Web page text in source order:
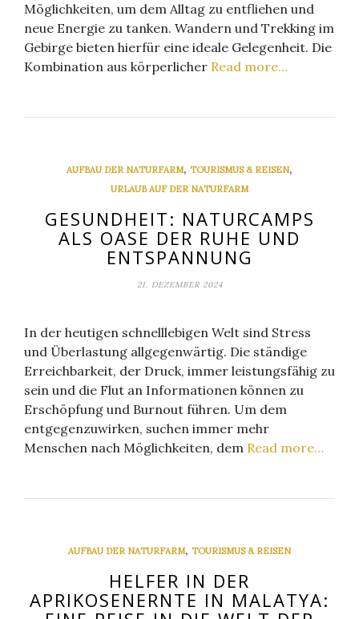
Möglichkeiten, um dem Alltag zu entfliehen und
neue Energie zu tanken. Wandern und Trekking im
Gebirge bieten hierfür eine ideale Gelegenheit. Die
Kombination aus körperlicher Read more…
AUFBAU DER NATURFARM, TOURISMUS & REISEN,
URLAUB AUF DER NATURFARM
GESUNDHEIT: NATURCAMPS
ALS OASE DER RUHE UND
ENTSPANNUNG
21. DEZEMBER 2024
In der heutigen schnelllebigen Welt sind Stress
und Überlastung allgegenwärtig. Die ständige
Erreichbarkeit, der Druck, immer leistungsfähig zu
sein und die Flut an Informationen können zu
Erschöpfung und Burnout führen. Um dem
entgegenzuwirken, suchen immer mehr
Menschen nach Möglichkeiten, dem Read more…
AUFBAU DER NATURFARM, TOURISMUS & REISEN
HELFER IN DER
APRIKOSENERNTE IN MALATYA: